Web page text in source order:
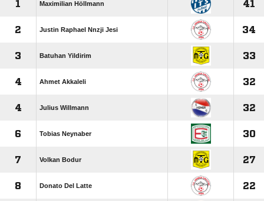
1 Maximilian Höllmann 41
2 Justin Raphael Nnzji Jesi 34
3 Batuhan Yildirim 33
4 Ahmet Akkaleli 32
4 Julius Willmann 32
6 Tobias Neynaber 30
7 Volkan Bodur 27
8 Donato Del Latte 22